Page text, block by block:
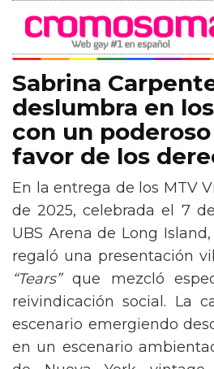
Sabrina
deslumbra en
con un
favor de los
En la entrega de los MTV
de 2025, celebrada el 7
UBS Arena de Long
regaló una presentación
“Tears”que mezcló
reivindicación social. La
escenario emergiendo
en un escenario